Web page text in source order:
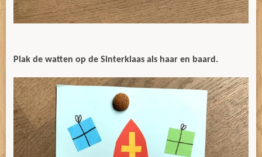
Plak de watten op de Sinterklaas als haar en baard.